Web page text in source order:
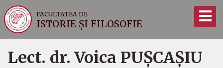
FACULTATEA DE
ISTORIE ȘI FILOSOFIE
Lect. dr. Voica PUȘCAȘIU